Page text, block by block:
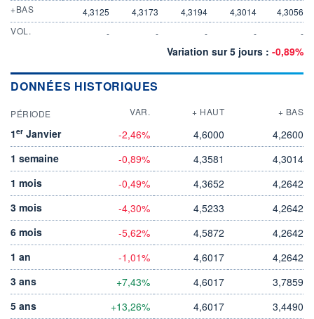
+BAS
4,3125 4,3173 4,3194 4,3014
4,3056
VOL.
- - - - -
Variation sur 5 jours : -0,89%
DONNÉES HISTORIQUES
PÉRIODE VAR. + HAUT + BAS
1er Janvier -2,46% 4,6000
4,2600
1 semaine
-0,89% 4,3581
4,3014
1 mois
-0,49% 4,3652
4,2642
3 mois
-4,30% 4,5233
4,2642
6 mois
-5,62% 4,5872
4,2642
1 an
-1,01% 4,6017
4,2642
3 ans
+7,43% 4,6017
3,7859
5 ans
+13,26% 4,6017
3,4490